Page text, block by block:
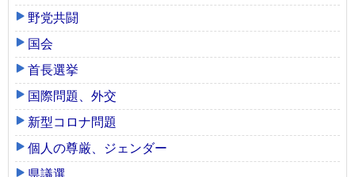
野党共闘
国会
首長選挙
国際問題、外交
新型コロナ問題
個人の尊厳、ジェンダー
県議選